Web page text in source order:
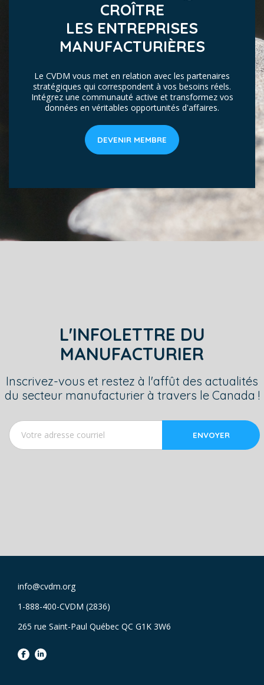
CROÎTRE
LES ENTREPRISES
MANUFACTURIÈRES
Le CVDM vous met en relation avec les partenaires
stratégiques qui correspondent à vos besoins réels.
Intégrez une communauté active et transformez vos
données en véritables opportunités d'affaires.
DEVENIR MEMBRE
L'INFOLETTRE DU
MANUFACTURIER
Inscrivez-vous et restez à l'affût des actualités
du secteur manufacturier à travers le Canada !
ENVOYER
info@cvdm.org
1-888-400-CVDM (2836)
265 rue Saint-Paul Québec QC G1K 3W6
facebooklinkedin